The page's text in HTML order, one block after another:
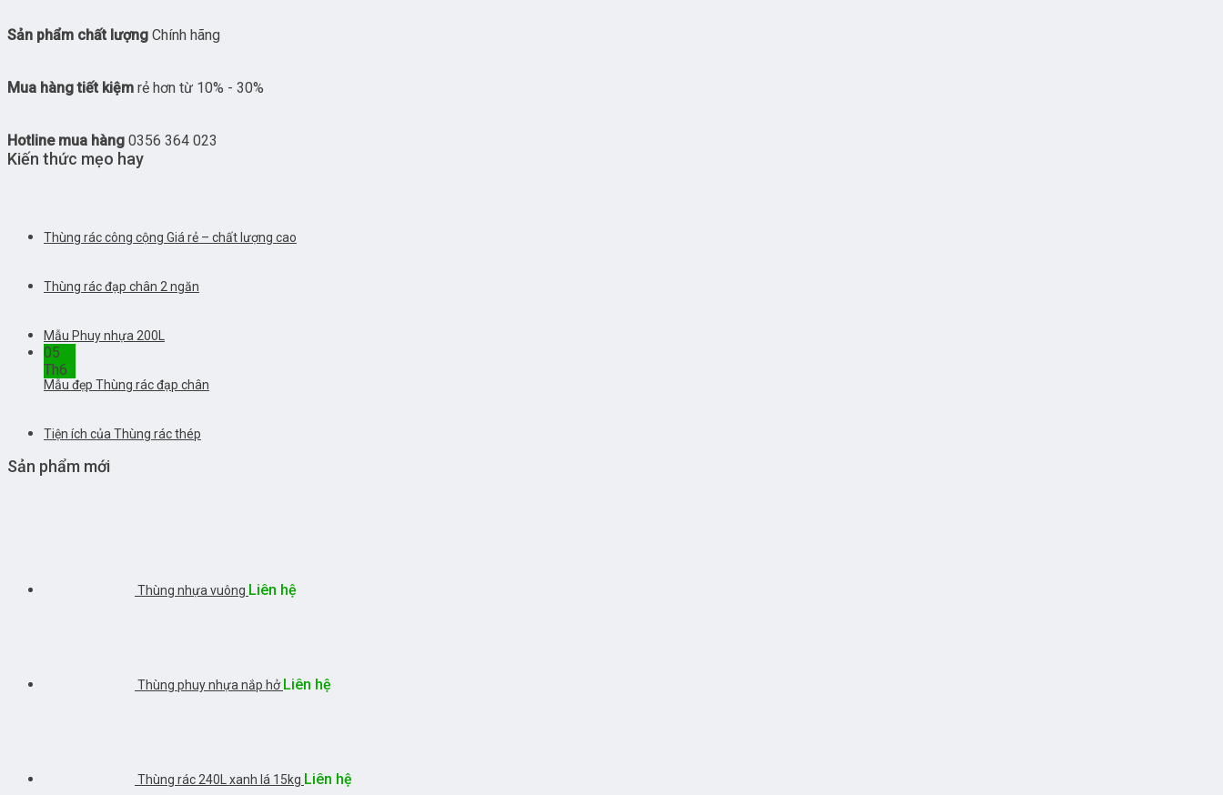
Sản phẩm chất lượng Chính hãng
Mua hàng tiết kiệm rẻ hơn từ 10% - 30%
Hotline mua hàng 0356 364 023
Kiến thức mẹo hay
Thùng rác công cộng Giá rẻ – chất lượng cao
Thùng rác đạp chân 2 ngăn
Mẫu Phuy nhựa 200L
05
Th6
Mẫu đẹp Thùng rác đạp chân
Tiện ích của Thùng rác thép
Sản phẩm mới
Thùng nhựa vuông Liên hệ
Thùng phuy nhựa nắp hở Liên hệ
Thùng rác 240L xanh lá 15kg Liên hệ